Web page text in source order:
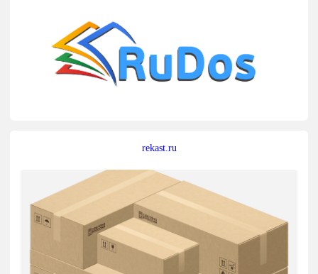
rekast.ru